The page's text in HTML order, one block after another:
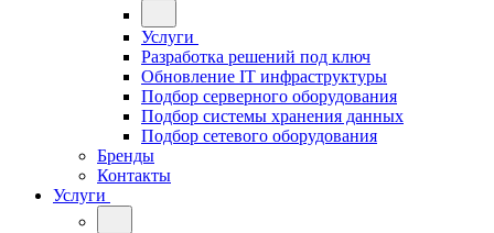
Услуги
Разработка решений под ключ
Обновление IT инфраструктуры
Подбор серверного оборудования
Подбор системы хранения данных
Подбор сетевого оборудования
Бренды
Контакты
Услуги